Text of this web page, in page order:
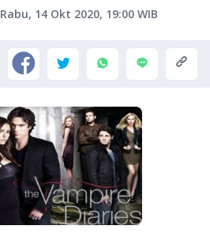
Rabu, 14 Okt 2020, 19:00 WIB